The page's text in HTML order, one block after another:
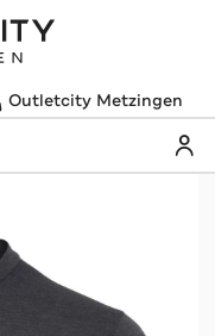
Outletcity Metzingen